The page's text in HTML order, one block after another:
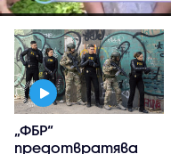
„ФБР“
предотвратява